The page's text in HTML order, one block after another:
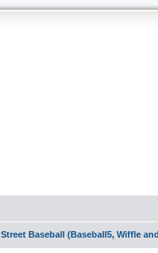
Street Baseball (Baseball5, Wiffle